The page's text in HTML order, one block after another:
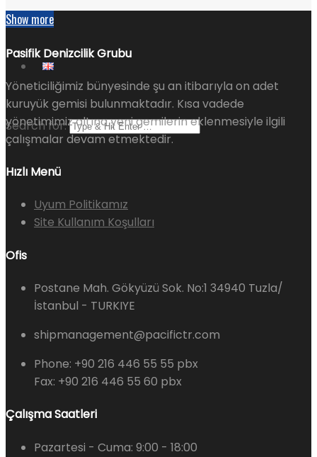
Search for:
Show more
Pasifik Denizcilik Grubu
Yöneticiliğimiz bünyesinde şu an itibarıyla on adet
kuruyük gemisi bulunmaktadır. Kısa vadede
yönetimimiz altına yeni gemilerin eklenmesiyle ilgili
çalışmalar devam etmektedir.
Hızlı Menü
Uyum Politikamız
Site Kullanım Koşulları
Ofis
Postane Mah. Gökyüzü Sok. No:1 34940 Tuzla/
İstanbul - TURKIYE
shipmanagement@pacifictr.com
Phone: +90 216 446 55 55 pbx
Fax: +90 216 446 55 60 pbx
Çalışma Saatleri
Pazartesi - Cuma: 9:00 - 18:00